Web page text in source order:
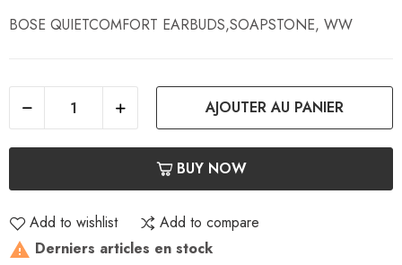
BOSE QUIETCOMFORT EARBUDS,SOAPSTONE, WW
AJOUTER AU PANIER
BUY NOW
Add to wishlist Add to compare
 Derniers articles en stock